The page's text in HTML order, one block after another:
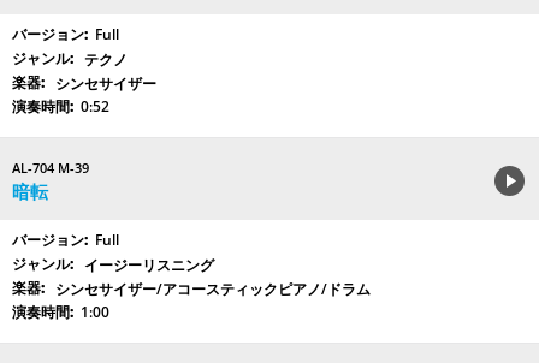
Full
テクノ
シンセサイザー
0:52
AL-704 M-39
暗転
Full
イージーリスニング
シンセサイザー/アコースティックピアノ/ドラム
1:00